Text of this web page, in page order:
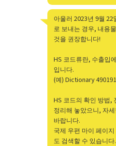
아울러 2023년 9월 22
로 보내는 경우, 내용
것을 권장합니다!
HS 코드류란, 수출입
입니다.
(예) Dictionary
HS 코드의 확인 방법,
정리해 놓았으니, 자
바랍니다.
국제 우편 마이 페이
도 검색할 수 있습니다.